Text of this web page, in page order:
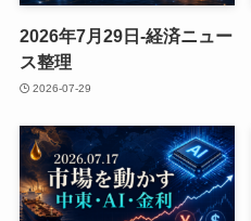
2026年7月29日-経済ニュー
ス整理
2026-07-29